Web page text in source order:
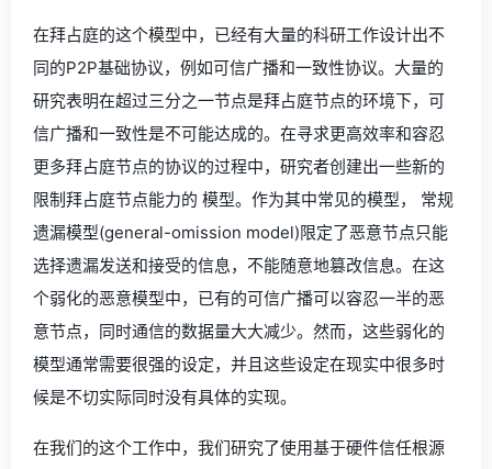
在拜占庭的这个模型中，已经有大量的科研工作设计出不
同的P2P基础协议，例如可信广播和一致性协议。大量的
研究表明在超过三分之一节点是拜占庭节点的环境下，可
信广播和一致性是不可能达成的。在寻求更高效率和容忍
更多拜占庭节点的协议的过程中，研究者创建出一些新的
限制拜占庭节点能力的 模型。作为其中常见的模型， 常规
遗漏模型(general-omission model)限定了恶意节点只能
选择遗漏发送和接受的信息，不能随意地篡改信息。在这
个弱化的恶意模型中，已有的可信广播可以容忍一半的恶
意节点，同时通信的数据量大大减少。然而，这些弱化的
模型通常需要很强的设定，并且这些设定在现实中很多时
候是不切实际同时没有具体的实现。
在我们的这个工作中，我们研究了使用基于硬件信任根源